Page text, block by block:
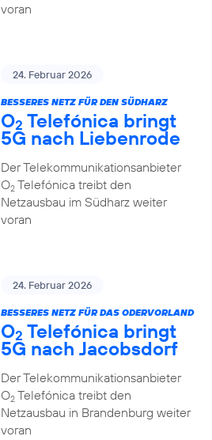
voran
24. Februar 2026
BESSERES NETZ FÜR DEN SÜDHARZ
O2 Telefónica bringt
5G nach Liebenrode
Der Telekommunikationsanbieter
O2Telefónica treibt den
Netzausbau im Südharz weiter
voran
24. Februar 2026
BESSERES NETZ FÜR DAS ODERVORLAND
O2 Telefónica bringt
5G nach Jacobsdorf
Der Telekommunikationsanbieter
O2Telefónica treibt den
Netzausbau in Brandenburg weiter
voran